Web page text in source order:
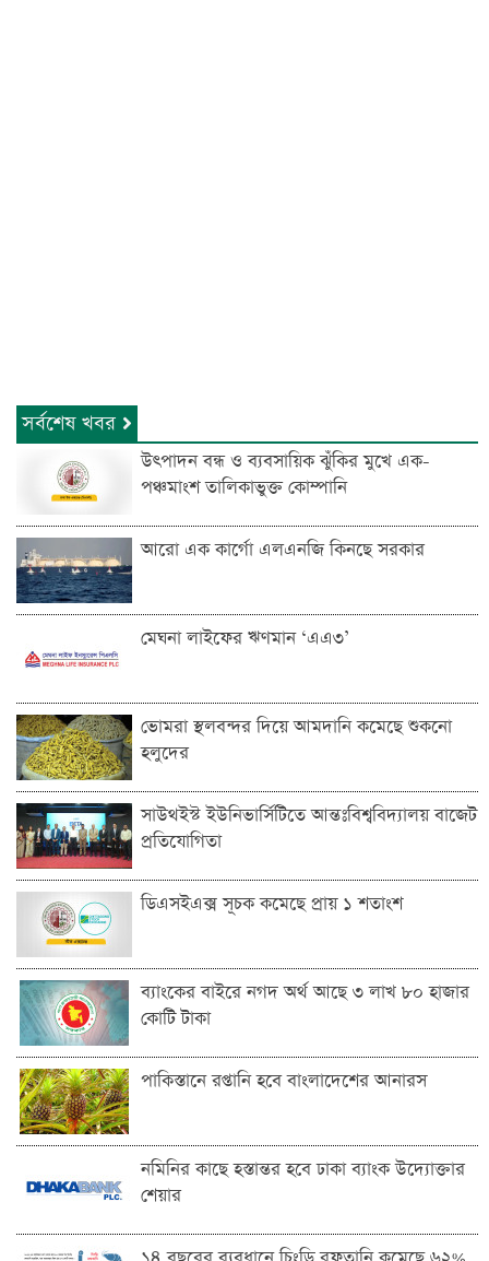
সর্বশেষ খবর
উৎপাদন বন্ধ ও ব্যবসায়িক ঝুঁকির মুখে এক-
পঞ্চমাংশ তালিকাভুক্ত কোম্পানি
আরো এক কার্গো এলএনজি কিনছে সরকার
মেঘনা লাইফের ঋণমান ‘‌এএ৩’
ভোমরা স্থলবন্দ‌র দিয়ে আমদা‌নি ক‌মে‌ছে শুকনো
হলুদের
সাউথইস্ট ইউনিভার্সিটিতে আন্তঃবিশ্ববিদ্যালয় বাজেট
প্রতিযোগিতা
ডিএসইএক্স সূচক কমেছে প্রায় ১ শতাংশ
ব্যাংকের বাইরে নগদ অর্থ আছে ৩ লাখ ৮০ হাজার
কোটি টাকা
পাকিস্তানে রপ্তানি হবে বাংলাদেশের আনারস
নমিনির কাছে হস্তান্তর হবে ঢাকা ব্যাংক উদ্যোক্তার
শেয়ার